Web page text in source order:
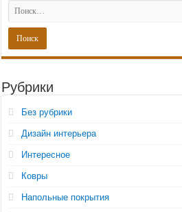
Рубрики
Без рубрики
Дизайн интерьера
Интересное
Ковры
Напольные покрытия